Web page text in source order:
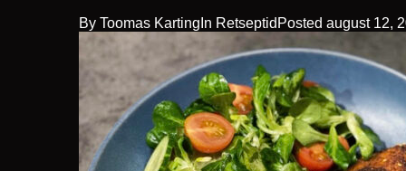
By Toomas Karting In Retseptid Posted august 12,